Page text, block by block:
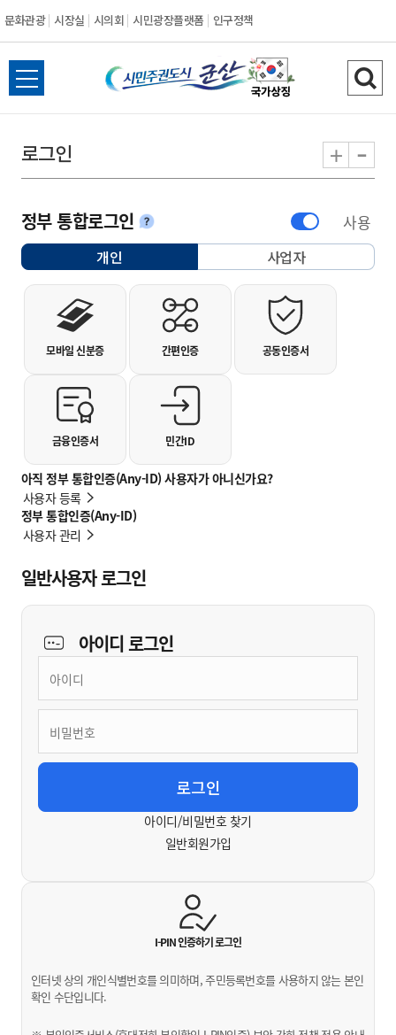
문화관광 시장실 시의회 시민광장플랫폼 인구정책
시민주권도시 군
전체메뉴 열기 검
로그인 + -
정부 통합로그인안내 사용
아직 정부 통합인증(Any-ID) 사용자가 아니신가요?
사용자 등록
정부 통합인증(Any-ID)
사용자 관리
개인선택됨 사업자
개인사용자 로그인
모바일 신분증 간편인증 공동인증서
금융인증서 민간ID
일반사용자 로그인
아이디로그인
아이디/비밀번호 찾기
일반회원가입
I-PIN 인증하기로그인
인터넷 상의 개인식별번호를 의미하며, 주민등록번호를 사용하지 않는 본인
확인 수단입니다.